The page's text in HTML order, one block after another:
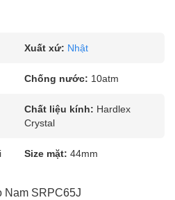
Xuất xứ: Nhật
Chống nước: 10atm
Chất liệu kính: Hardlex
Crystal
Size mặt: 44mm
Nam SRPC65J